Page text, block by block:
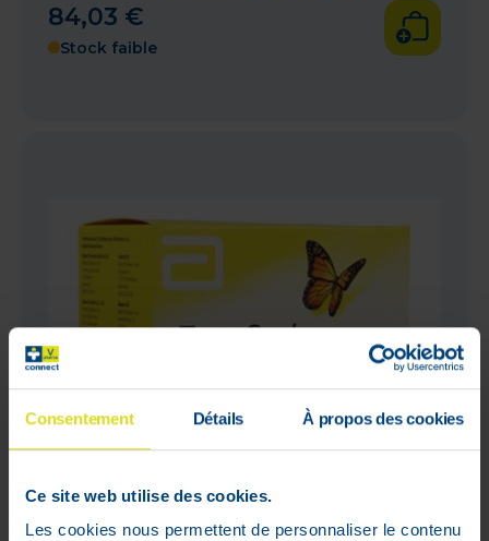
Consentement Détails À propos des cookies
Ce site web utilise des cookies.
Les cookies nous permettent de personnaliser le contenu
84,03 €
Stock faible